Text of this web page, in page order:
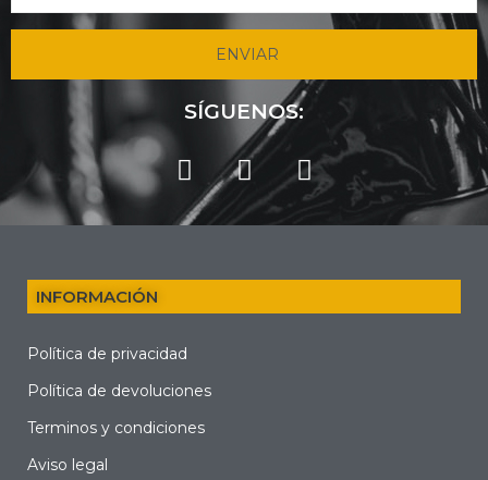
ENVIAR
SÍGUENOS:
INFORMACIÓN
Política de privacidad
Política de devoluciones
Terminos y condiciones
Aviso legal